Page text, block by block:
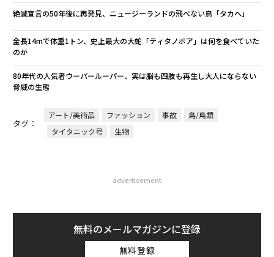
絶滅宣言の50年後に再発見、ニュージーランドの飛べない鳥「タカヘ」
全長14mで体重1トン、史上最大の大蛇「ティタノボア」は何を食べていた
のか
80年代の人気者ウーパールーパー、実は脳も四肢も再生し大人にならない
脅威の生態
タグ：
アート/美術品 ファッション 事故
鳥/鳥類
タイタニック号
生物
advertisement
無料のメールマガジンに登録
無料登録